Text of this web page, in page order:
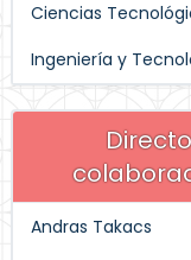
Ciencias
Ingeniería y
Andras Takacs